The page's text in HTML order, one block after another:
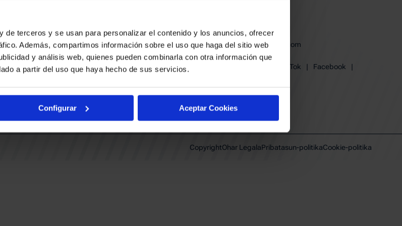
de terceros y se usan para personalizar el contenido y los anuncios, ofrecer
Además, compartimos información sobre el uso que haga del sitio web
y análisis web, quienes pueden combinarla con otra información que
a partir del uso que haya hecho de sus servicios.
Configurar Aceptar Cookies
Fernando Buesa Arena Zurbanoko
Errepidea Z/G
01013 Gasteiz
baskonia@baskonia.com
Tel.+34 945 139 191
TikTok | Facebook
|
CopyrightOhar LegalaPribatasun-politikaCookie-politika